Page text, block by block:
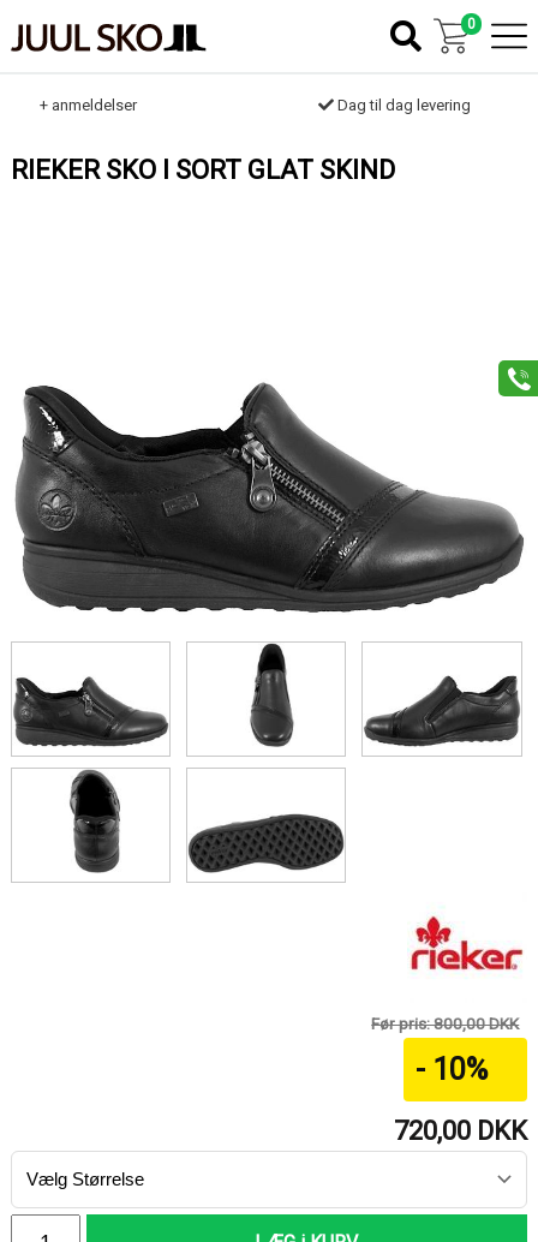
RIEKER SKO I SORT GLAT SKIND
Før pris: 800,00 DKK
- 10%
720,00 DKK
0
+ anmeldelser Dag til dag levering